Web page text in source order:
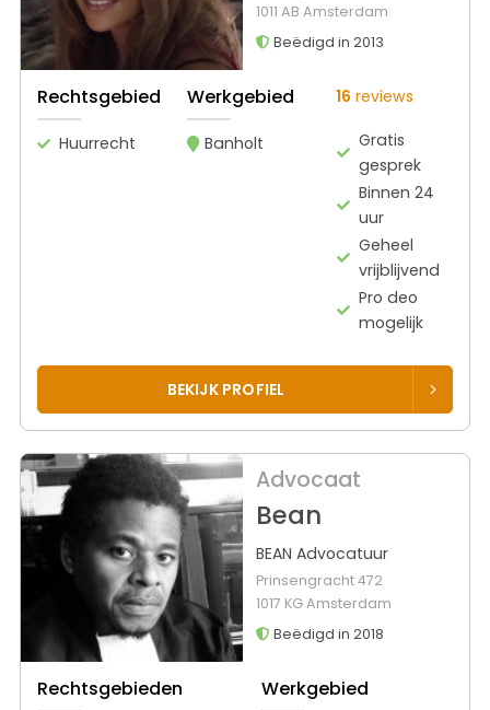
1011 AB Amsterdam
Beëdigd in 2013
Rechtsgebied
Huurrecht
Werkgebied
Banholt
16 reviews
Gratis
gesprek
Binnen 24
uur
Geheel
vrijblijvend
Pro deo
mogelijk
BEKIJK PROFIEL
Advocaat
Bean
BEAN Advocatuur
Prinsengracht 472
1017 KG Amsterdam
Beëdigd in 2018
Rechtsgebieden Werkgebied